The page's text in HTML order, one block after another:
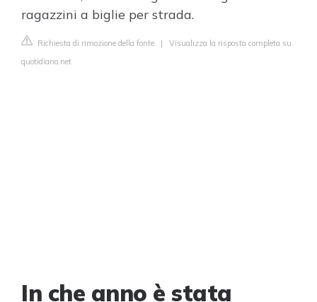
ragazzini a biglie per strada.
Richiesta di rimozione della fonte | Visualizza la risposta completa su
quotidiano.net
In che anno è stata